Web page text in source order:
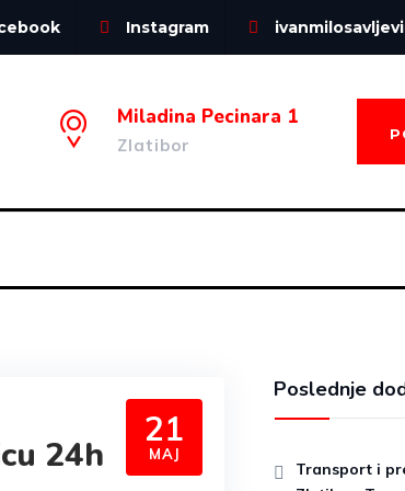
Instagram
Miladina Pecinara 1
Zlatibor
21
MAJ
24h
Poslednje
Transport i